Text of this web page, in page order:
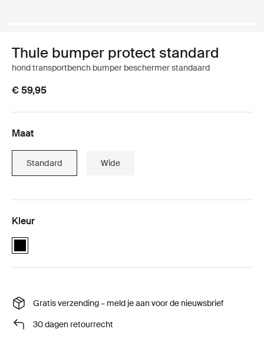
Thule bumper protect standard
hond transportbench bumper beschermer standaard
€ 59,95
Maat
Standard Wide
Kleur
black (selected)
Gratis verzending – meld je aan voor de nieuwsbrief
30 dagen retourrecht